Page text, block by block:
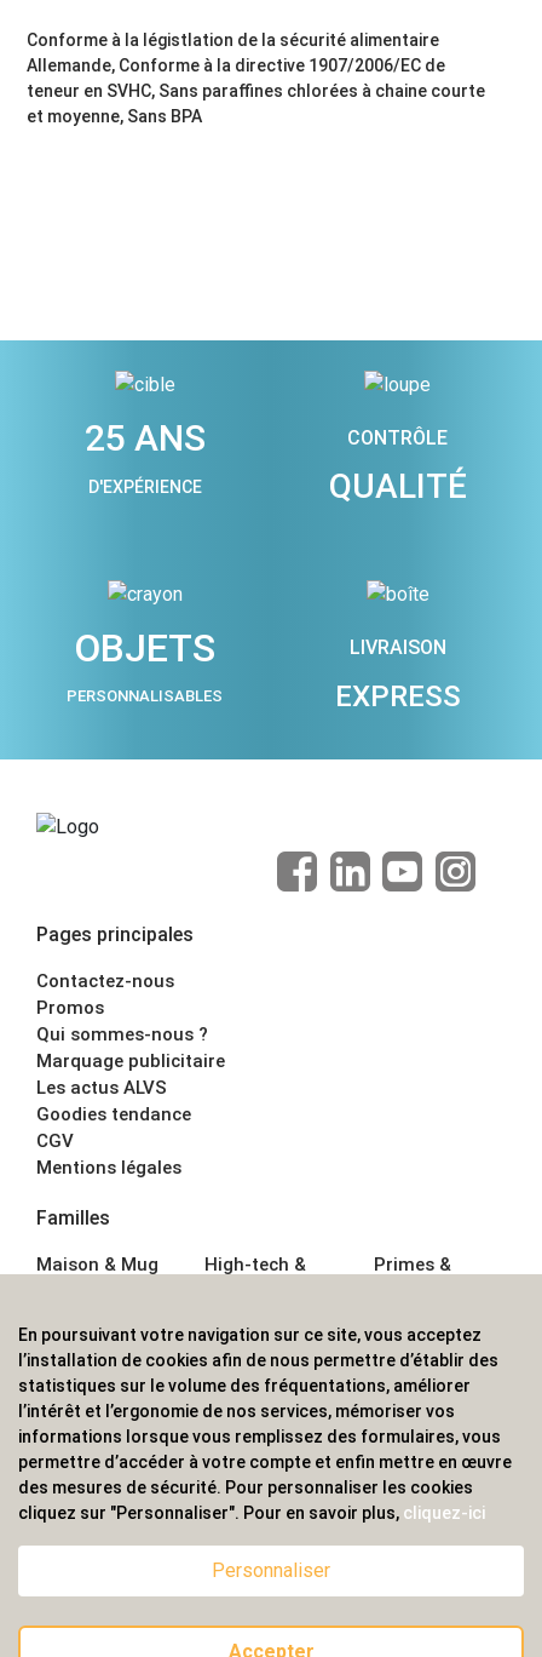
Conforme à la légistlation de la sécurité alimentaire
Allemande, Conforme à la directive 1907/2006/EC de
teneur en SVHC, Sans paraffines chlorées à chaine courte
et moyenne, Sans BPA
25 ANS
D'EXPÉRIENCE
CONTRÔLE
QUALITÉ
OBJETS
PERSONNALISABLES
LIVRAISON
EXPRESS
Pages principales
Contactez-nous
Promos
Qui sommes-nous ?
Marquage publicitaire
Les actus ALVS
Goodies tendance
CGV
Mentions légales
Familles
Maison & Mug
Écriture
Bagagerie sacs
High-tech &
Sport &
Outdoor
Enfant
Primes &
Boisson
Textile &
Casquette
Accessoires de
ALVS, fournisseur d'objets publicitaires, pour les
professionnels. Une implantation nationale, une
couverture internationale.
En poursuivant votre navigation sur ce site, vous acceptez
l’installation de cookies afin de nous permettre d’établir des
statistiques sur le volume des fréquentations, améliorer
l’intérêt et l’ergonomie de nos services, mémoriser vos
informations lorsque vous remplissez des formulaires, vous
permettre d’accéder à votre compte et enfin mettre en œuvre
des mesures de sécurité. Pour personnaliser les cookies
cliquez sur "Personnaliser". Pour en savoir plus, cliquez-ici
Personnaliser
Accepter